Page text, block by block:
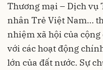
Thương mại – Dịch vụ
nhân Trẻ Việt Nam…
nhiệm xã hội của
với các hoạt động
lớn của đất nước. Sự